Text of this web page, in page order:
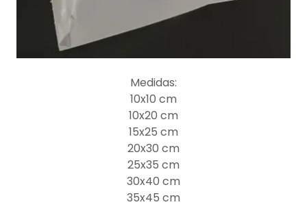
Medidas:
10x10 cm
10x20 cm
15x25 cm
20x30 cm
25x35 cm
30x40 cm
35x45 cm